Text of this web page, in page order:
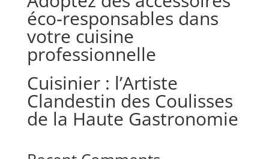
éco‑responsables dans
votre cuisine
professionnelle
Cuisinier : l’Artiste
Clandestin des Coulisses
de la Haute Gastronomie